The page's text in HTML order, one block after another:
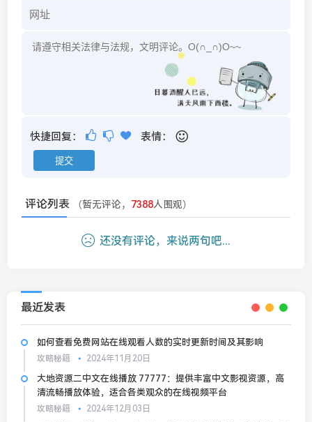
快捷回复： 表情：
评论列表 （暂无评论， 7388人围观）
还没有评论，来说两句吧...
最近发表
如何查看免费网站在线观看人数的实时更新时间及其影响
攻略秘籍 2024年11月20日
大地资源二中文在线播放 77777：提供丰富中文影视资源，高
清流畅播放体验，适合各类观众的在线视频平台
攻略秘籍 2024年12月03日